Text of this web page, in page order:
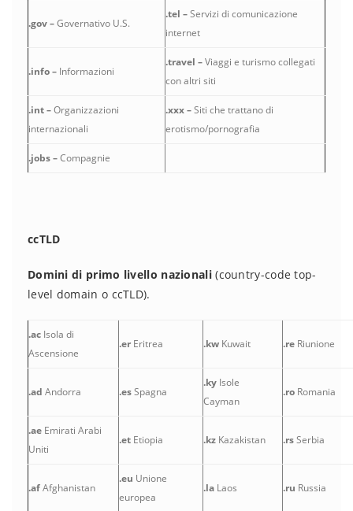
.gov –Governativo U.S.
.tel –Servizi di comunicazione
internet
.info – Informazioni
.travel –Viaggi e turismo collegati
con altri siti
.int –Organizzazioni
internazionali
.xxx –Siti che trattano di
erotismo/pornografia
.jobs –Compagnie
ccTLD
Domini di primo livello nazionali(country-code top-
level domain o ccTLD).
.ac Isola di
Ascensione
.er Eritrea .kw Kuwait .re Riunione
.ad Andorra .esSpagna
.ky Isole
Cayman
.ro Romania
.ae Emirati Arabi
Uniti
.et Etiopia .kz Kazakistan .rsSerbia
.afAfghanistan
.eu Unione
europea
.la Laos .ru Russia